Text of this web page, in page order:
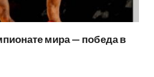
мира — победа в